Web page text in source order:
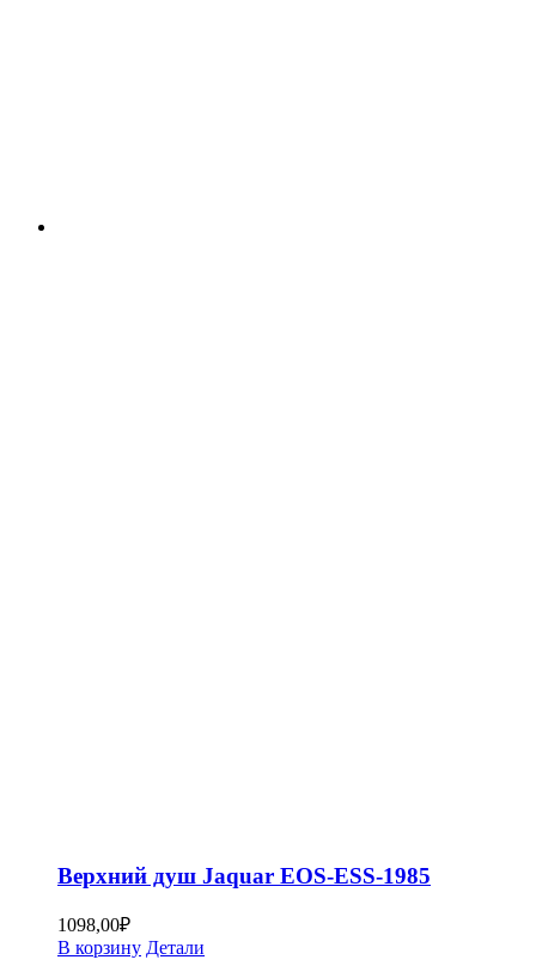
Верхний душ Jaquar EOS-ESS-1985
1098,00₽
В корзину Детали